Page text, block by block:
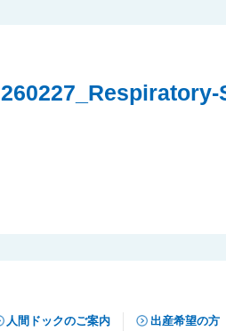
人間ドックのご案内 出産希望の方